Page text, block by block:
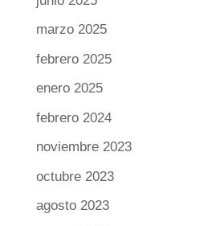
marzo 2025
febrero 2025
enero 2025
febrero 2024
noviembre 2023
octubre 2023
agosto 2023